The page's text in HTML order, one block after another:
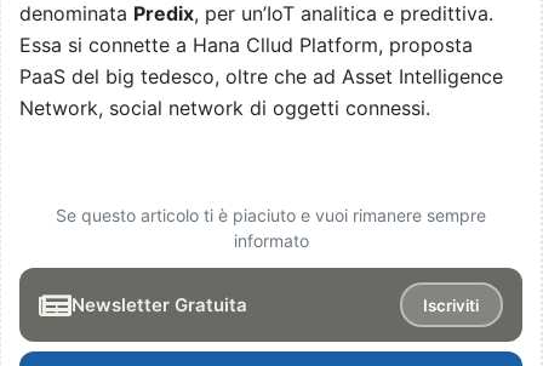
denominata Predix, per un’IoT analitica e predittiva.
Essa si connette a Hana Cllud Platform, proposta
PaaS del big tedesco, oltre che ad Asset Intelligence
Network, social network di oggetti connessi.
Se questo articolo ti è piaciuto e vuoi rimanere sempre
informato
Newsletter Gratuita Iscriviti